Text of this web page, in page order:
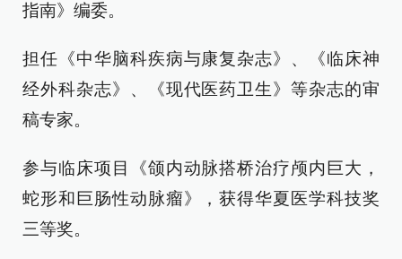
指南》编委。
担任《中华脑科疾病与康复杂志》、《临床神
经外科杂志》、《现代医药卫生》等杂志的审
稿专家。
参与临床项目《颌内动脉搭桥治疗颅内巨大，
蛇形和巨肠性动脉瘤》，获得华夏医学科技奖
三等奖。